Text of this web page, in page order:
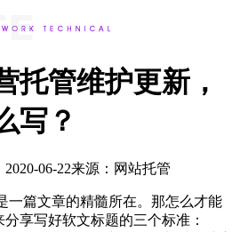
托管维护更新，
写？
06-22来源：网站托管
篇文章的精髓所在。那怎么才能
享写好软文标题的三个标准：